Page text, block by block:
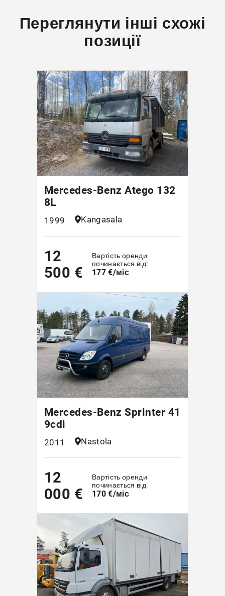
Переглянути інші схожі
позиції
Mercedes-Benz Atego 132
8L
1999 Kangasala
12
500 €
Вартість оренди
починається від:
177 €/міс
Mercedes-Benz Sprinter 41
9cdi
2011 Nastola
12
000 €
Вартість оренди
починається від:
170 €/міс